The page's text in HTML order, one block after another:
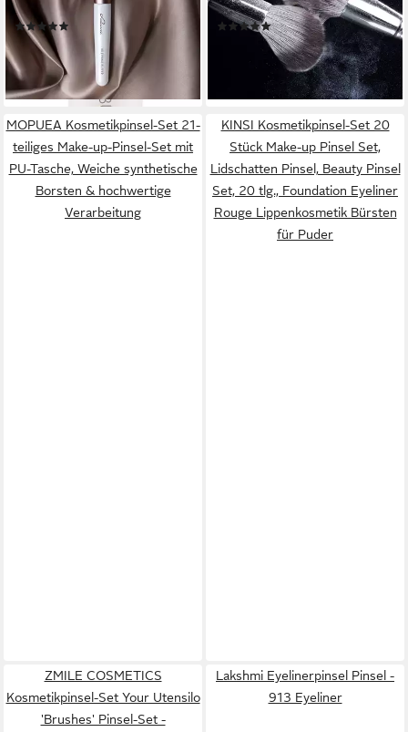
reinigen, vegan.
14,99 €
lieferbar - in 6-8 Werktagen bei dir
Foundation Brush Lidschatten
Pinselset mit PU-Ledertasche
(5)
UVP34,50 €
lieferbar - in 3-4 Werktagen bei dir
MOPUEA Kosmetikpinsel-Set 21-
teiliges Make-up-Pinsel-Set mit
PU-Tasche, Weiche synthetische
Borsten & hochwertige
Verarbeitung
KINSI Kosmetikpinsel-Set 20
Stück Make-up Pinsel Set,
Lidschatten Pinsel, Beauty Pinsel
Set, 20 tlg., Foundation Eyeliner
Rouge Lippenkosmetik Bürsten
für Puder
ZMILE COSMETICS
Kosmetikpinsel-Set Your Utensilo
'Brushes' Pinsel-Set -
Lakshmi Eyelinerpinsel Pinsel -
913 Eyeliner